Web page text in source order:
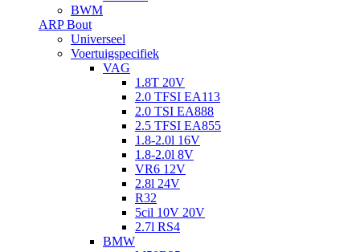
BWM
ARP Bout
Universeel
Voertuigspecifiek
VAG
1.8T 20V
2.0 TFSI EA113
2.0 TSI EA888
2.5 TFSI EA855
1.8-2.0l 16V
1.8-2.0l 8V
VR6 12V
2.8l 24V
R32
5cil 10V 20V
2.7l RS4
BMW